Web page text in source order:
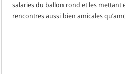
salaries du ballon rond et les mettant
rencontres aussi bien amicales